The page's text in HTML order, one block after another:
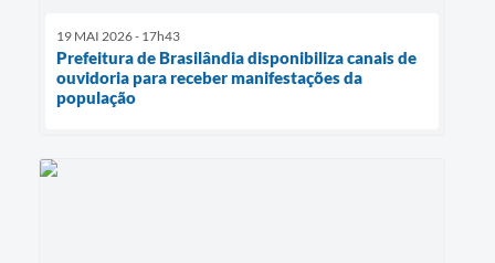
19 MAI 2026 - 17h43
Prefeitura de Brasilândia disponibiliza canais de
ouvidoria para receber manifestações da
população